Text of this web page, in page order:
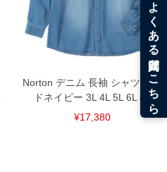
Norton デニム 長袖 シャツ サン
ドネイビー 3L 4L 5L 6L 8L
¥17,380